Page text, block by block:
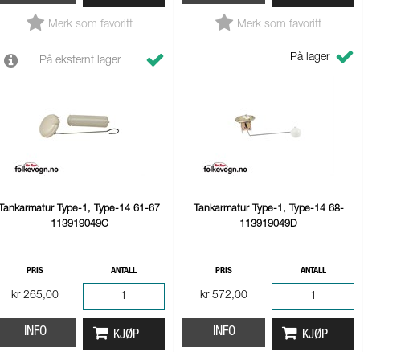
Merk som favoritt Merk som favoritt
På eksternt lager
Tankarmatur Type-1, Type-14 61-67
113919049C
PRIS
kr 265,00
ANTALL
INFO KJØP
På lager
Tankarmatur Type-1, Type-14 68-
113919049D
PRIS
kr 572,00
ANTALL
INFO KJØP